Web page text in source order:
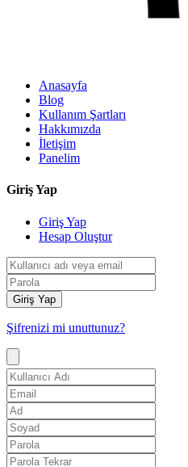
Anasayfa
Blog
Kullanım Şartları
Hakkımızda
İletişim
Panelim
Giriş Yap
Giriş Yap
Hesap Oluştur
Giriş Yap
Şifrenizi mi unuttunuz?